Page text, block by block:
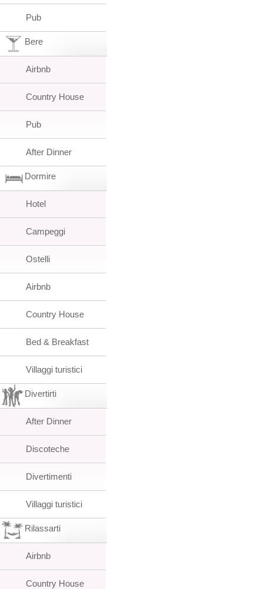
Pub
Bere
Airbnb
Country House
Pub
After Dinner
Dormire
Hotel
Campeggi
Ostelli
Airbnb
Country House
Bed & Breakfast
Villaggi turistici
Divertirti
After Dinner
Discoteche
Divertimenti
Villaggi turistici
Rilassarti
Airbnb
Country House